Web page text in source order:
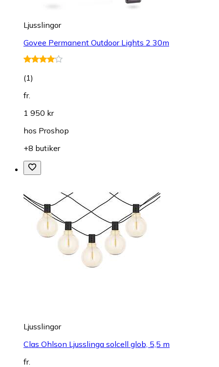
Ljusslingor
Govee Permanent Outdoor Lights 2 30m
(1)
fr.
1 950 kr
hos Proshop
+8 butiker
Ljusslingor
Clas Ohlson Ljusslinga solcell glob, 5,5 m
fr.